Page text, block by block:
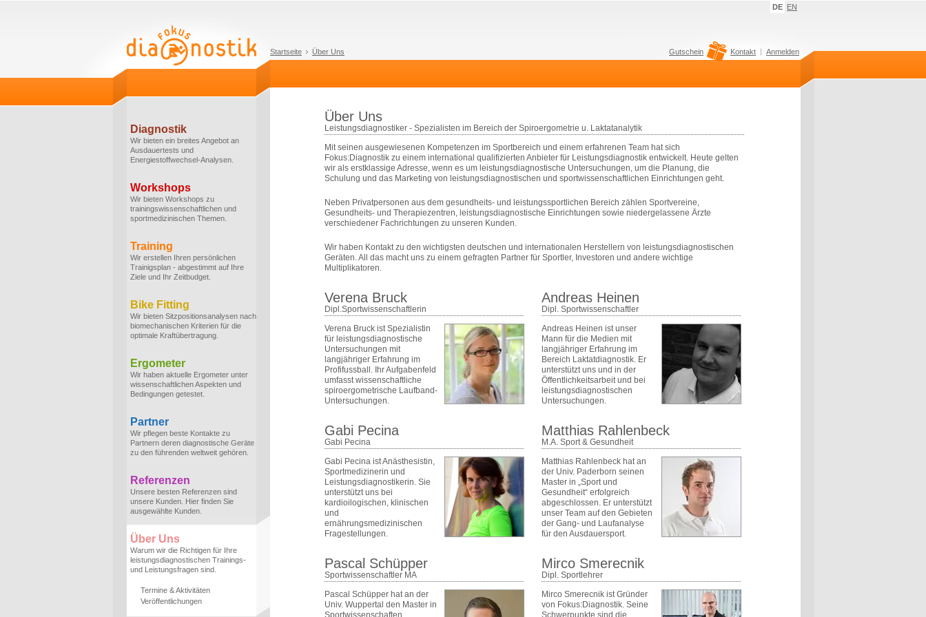
DE EN
Startseite Über Uns Gutschein Kontakt Anmelden
Diagnostik
Wir bieten ein breites Angebot an
Ausdauertests und
Energiestoffwechsel-Analysen.
Workshops
Wir bieten Workshops zu
trainingswissenschaftlichen und
sportmedizinischen Themen.
Training
Wir erstellen Ihren persönlichen
Trainigsplan - abgestimmt auf Ihre
Ziele und Ihr Zeitbudget.
Bike Fitting
Wir bieten Sitzpositionsanalysen nach
biomechanischen Kriterien für die
optimale Kraftübertragung.
Ergometer
Wir haben aktuelle Ergometer unter
wissenschaftlichen Aspekten und
Bedingungen getestet.
Partner
Wir pflegen beste Kontakte zu
Partnern deren diagnostische Geräte
zu den führenden weltweit gehören.
Referenzen
Unsere besten Referenzen sind
unsere Kunden. Hier finden Sie
ausgewählte Kunden.
Über Uns
Warum wir die Richtigen für Ihre
leistungsdiagnostischen Trainings-
und Leistungsfragen sind.
Termine & Aktivitäten
Veröffentlichungen
Über Uns
Leistungsdiagnostiker - Spezialisten im Bereich der Spiroergometrie u. Laktatanalytik
Mit seinen ausgewiesenen Kompetenzen im Sportbereich und einem erfahrenen Team hat sich
Fokus:Diagnostik zu einem international qualifizierten Anbieter für Leistungsdiagnostik entwickelt. Heute gelten
wir als erstklassige Adresse, wenn es um leistungsdiagnostische Untersuchungen, um die Planung, die
Schulung und das Marketing von leistungsdiagnostischen und sportwissenschaftlichen Einrichtungen geht.
Neben Privatpersonen aus dem gesundheits- und leistungssportlichen Bereich zählen Sportvereine,
Gesundheits- und Therapiezentren, leistungsdiagnostische Einrichtungen sowie niedergelassene Ärzte
verschiedener Fachrichtungen zu unseren Kunden.
Wir haben Kontakt zu den wichtigsten deutschen und internationalen Herstellern von leistungsdiagnostischen
Geräten. All das macht uns zu einem gefragten Partner für Sportler, Investoren und andere wichtige
Multiplikatoren.
Verena Bruck
Dipl.Sportwissenschaftlerin
Verena Bruck ist Spezialistin
für leistungsdiagnostische
Untersuchungen mit
langjähriger Erfahrung im
Profifussball. Ihr Aufgabenfeld
umfasst wissenschaftliche
spiroergometrische Laufband-
Untersuchungen.
Gabi Pecina
Gabi Pecina
Gabi Pecina ist Anästhesistin,
Sportmedizinerin und
Leistungsdiagnostikerin. Sie
unterstützt uns bei
kardioilogischen, klinischen
und
ernährungsmedizinischen
Fragestellungen.
Andreas Heinen
Dipl. Sportwissenschaftler
Andreas Heinen ist unser
Mann für die Medien mit
langjähriger Erfahrung im
Bereich Laktatdiagnostik. Er
unterstützt uns und in der
Öffentlichkeitsarbeit und bei
leistungsdiagnostischen
Untersuchungen.
Matthias Rahlenbeck
M.A. Sport & Gesundheit
Matthias Rahlenbeck hat an
der Univ. Paderborn seinen
Master in „Sport und
Gesundheit“ erfolgreich
abgeschlossen. Er unterstützt
unser Team auf den Gebieten
der Gang- und Laufanalyse
für den Ausdauersport.
Pascal Schüpper
Sportwissenschaftler MA
Pascal Schüpper hat an der
Univ. Wuppertal den Master in
Sportwissenschaften
Mirco Smerecnik
Dipl. Sportlehrer
Mirco Smerecnik ist Gründer
von Fokus:Diagnostik. Seine
Schwerpunkte sind die